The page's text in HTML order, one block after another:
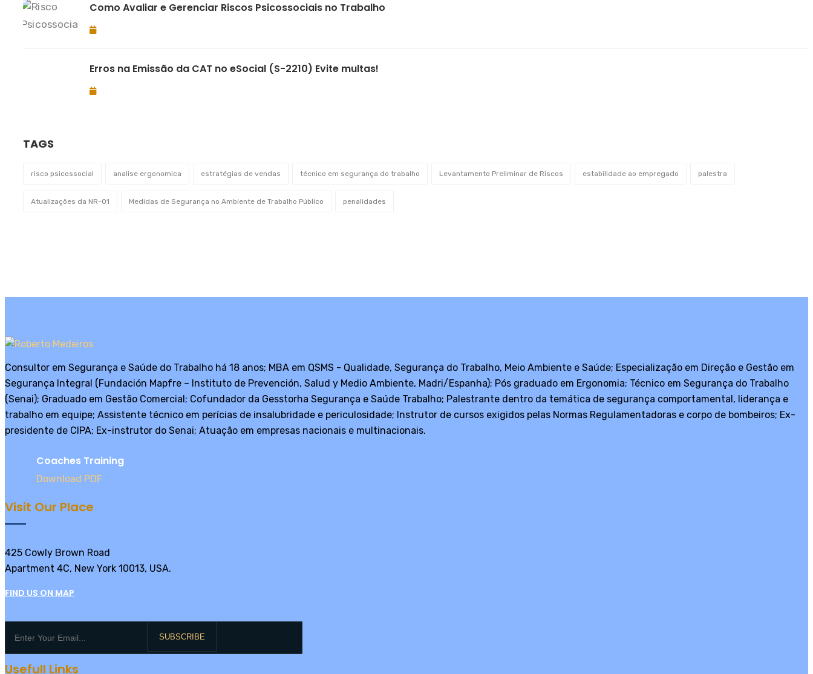
Como Avaliar e Gerenciar Riscos Psicossociais no Trabalho
Erros na Emissão da CAT no eSocial (S-2210) Evite multas!
TAGS
risco psicossocial analise ergonomica estratégias de vendas técnico em segurança do trabalho Levantamento Preliminar de Riscos estabilidade ao empregado palestra
Atualizações da NR-01 Medidas de Segurança no Ambiente de Trabalho Público penalidades
Consultor em Segurança e Saúde do Trabalho há 18 anos; MBA em QSMS - Qualidade, Segurança do Trabalho, Meio Ambiente e Saúde; Especialização em Direção e Gestão em
Segurança Integral (Fundación Mapfre – Instituto de Prevención, Salud y Medio Ambiente, Madri/Espanha); Pós graduado em Ergonomia; Técnico em Segurança do Trabalho
(Senai); Graduado em Gestão Comercial; Cofundador da Gesstorha Segurança e Saúde Trabalho; Palestrante dentro da temática de segurança comportamental, liderança e
trabalho em equipe; Assistente técnico em perícias de insalubridade e periculosidade; Instrutor de cursos exigidos pelas Normas Regulamentadoras e corpo de bombeiros; Ex-
presidente de CIPA; Ex-instrutor do Senai; Atuação em empresas nacionais e multinacionais.
Coaches Training
Download PDF
Visit Our Place
425 Cowly Brown Road
Apartment 4C, New York 10013, USA.
FIND US ON MAP
SUBSCRIBE
Usefull Links